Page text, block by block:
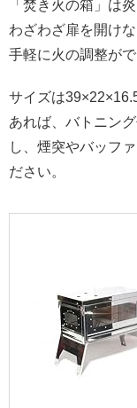
「焚き火の箱」は
わざわざ扉を開け
手軽に火の調整がで
サイズは
あれば、バトニン
し、煙突やバッフ
ださい。